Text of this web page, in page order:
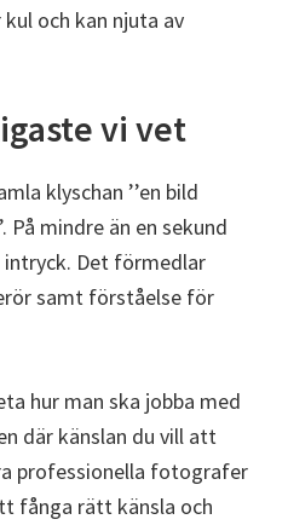
och kan njuta av
vi vet
klyschan ’’en bild
På mindre än en sekund
Det förmedlar
samt förståelse för
hur man ska jobba med
där känslan du vill att
professionella fotografer
fånga rätt känsla och